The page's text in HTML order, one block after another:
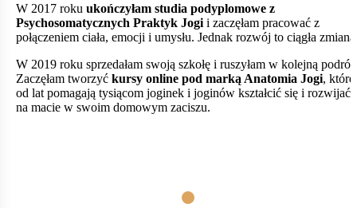
W 2017 roku ukończyłam studia podyplomowe z
Psychosomatycznych Praktyk Jogi i zaczęłam pracować z
połączeniem ciała, emocji i umysłu. Jednak rozwój to ciągła
W 2019 roku sprzedałam swoją szkołę i ruszyłam w kolejną
Zaczęłam tworzyć kursy online pod marką Anatomia Jogi, które
od lat pomagają tysiącom joginek i joginów kształcić się i rozwijać
na macie w swoim domowym zaciszu.